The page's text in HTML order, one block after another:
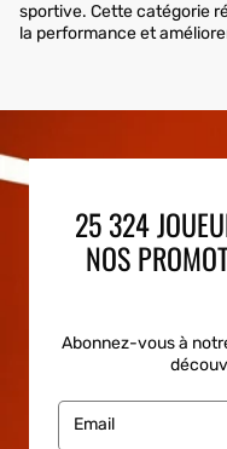
sportive. Cette catégorie
la performance et
25 324
NOS
Abonnez-vous à
Email